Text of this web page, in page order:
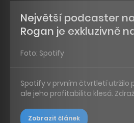
Největší podcaster
Rogan je exkluzivně
Foto: Spotify
Spotify v prvním čtvrtletí utržilo
ale jeho profitabilita klesá.
Zobrazit článek